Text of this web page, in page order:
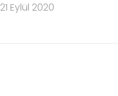
21 Eylül 2020